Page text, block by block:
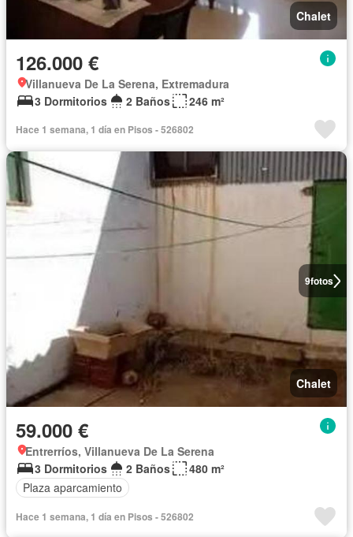
Chalet
126.000 €
Villanueva De La Serena, Extremadura
3 Dormitorios
2 Baños 246 m²
Hace 1 semana, 1 día en Pisos - 526802
9fotos
Chalet
59.000 €
Entrerríos, Villanueva De La Serena
3 Dormitorios
2 Baños
480 m²
Plaza aparcamiento
Hace 1 semana, 1 día en Pisos - 526802